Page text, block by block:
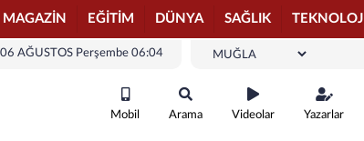
MAGAZİN EĞİTİM DÜNYA SAĞLIK TEKNOLOJİ
06 AĞUSTOS Perşembe 06:04
Mobil Arama Videolar Yazarlar